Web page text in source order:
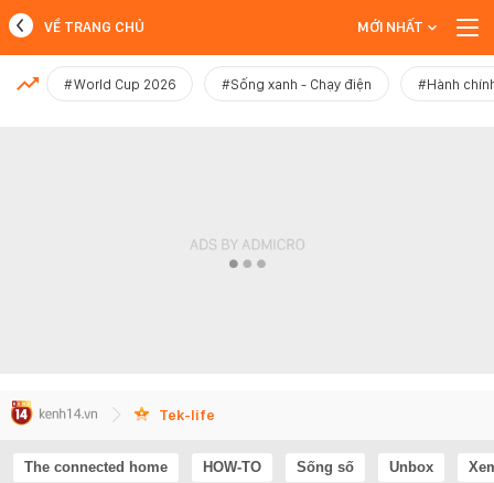
MỚI NHẤT
VỀ TRANG CHỦ MỚI NHẤT
#World Cup 2026 #Sống xanh - Chạy điện #Hành
Tek-life
The connected home HOW-TO Sống số Unbox